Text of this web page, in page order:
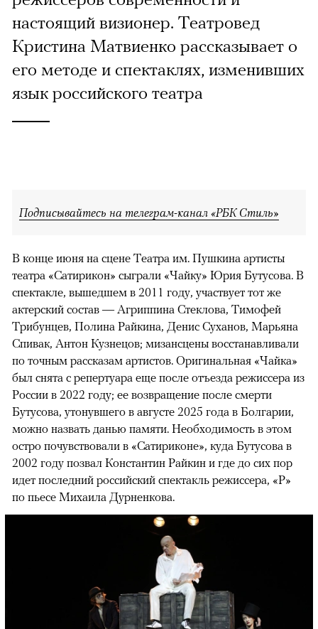
настоящий визионер. Театровед
Кристина Матвиенко рассказывает о
его методе и спектаклях, изменивших
язык российского театра
Подписывайтесь на телеграм-канал «РБК Стиль»
В конце июня на сцене Театра им. Пушкина артисты
театра «Сатирикон» сыграли «Чайку» Юрия Бутусова. В
спектакле, вышедшем в 2011 году, участвует тот же
актерский состав — Агриппина Стеклова, Тимофей
Трибунцев, Полина Райкина, Денис Суханов, Марьяна
Спивак, Антон Кузнецов; мизансцены восстанавливали
по точным рассказам артистов. Оригинальная «Чайка»
был снята с репертуара еще после отъезда режиссера из
России в 2022 году; ее возвращение после смерти
Бутусова, утонувшего в августе 2025 года в Болгарии,
можно назвать данью памяти. Необходимость в этом
остро почувствовали в «Сатириконе», куда Бутусова в
2002 году позвал Константин Райкин и где до сих пор
идет последний российский спектакль режиссера, «Р»
по пьесе Михаила Дурненкова.